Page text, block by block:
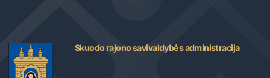
Skuodo rajono savivaldybės administracija